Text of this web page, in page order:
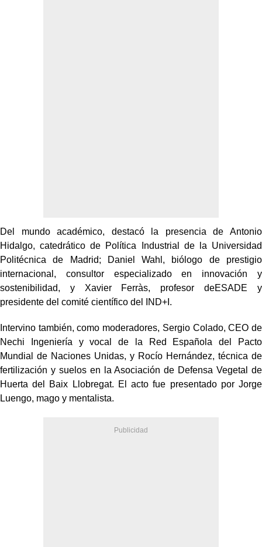
Del mundo académico, destacó la presencia de Antonio
Hidalgo, catedrático de Política Industrial de la Universidad
Politécnica de Madrid; Daniel Wahl, biólogo de prestigio
internacional, consultor especializado en innovación y
sostenibilidad, y Xavier Ferràs, profesor deESADE y
presidente del comité científico del IND+I.
Intervino también, como moderadores, Sergio Colado, CEO de
Nechi Ingeniería y vocal de la Red Española del Pacto
Mundial de Naciones Unidas, y Rocío Hernández, técnica de
fertilización y suelos en la Asociación de Defensa Vegetal de
Huerta del Baix Llobregat. El acto fue presentado por Jorge
Luengo, mago y mentalista.